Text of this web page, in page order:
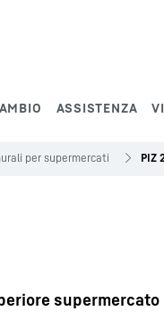
ASSISTENZA
per supermercati PIZ
supermercato